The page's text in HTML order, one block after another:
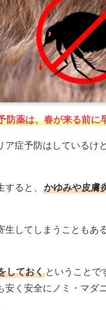
防薬は、春が来る前
症予防はしているけ
ると、
かゆみや皮膚
してしまうこともあ
しておく ということで
安く安全にノミ・マダ